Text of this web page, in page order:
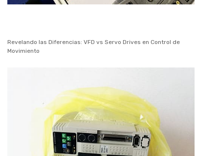
Revelando las Diferencias: VFD vs Servo Drives en Control de
Movimiento